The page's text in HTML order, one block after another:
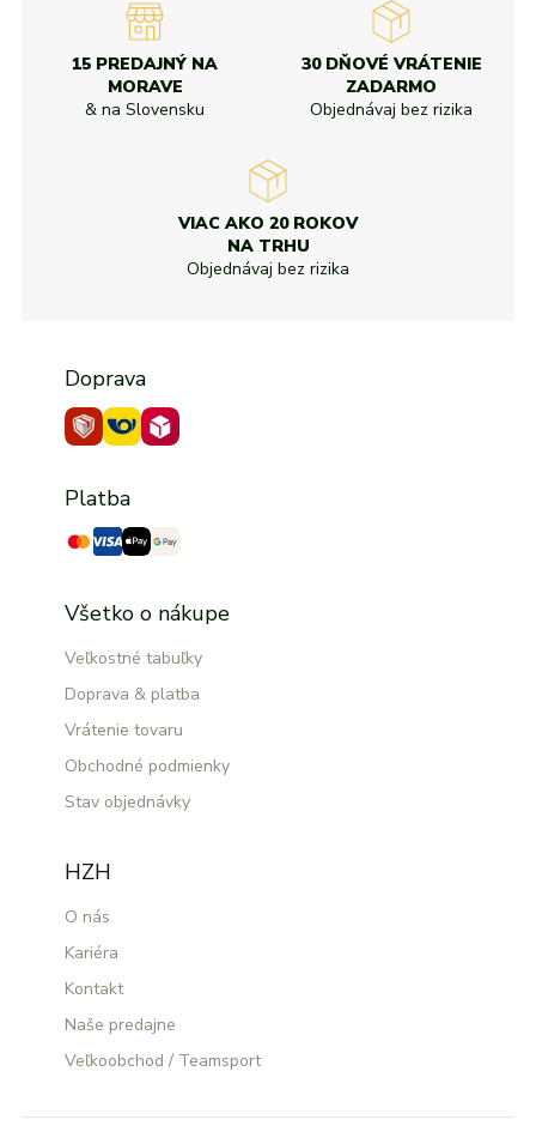
15 PREDAJNÝ NA
MORAVE
& na Slovensku
30 DŇOVÉ VRÁTENIE
ZADARMO
Objednávaj bez rizika
VIAC AKO 20 ROKOV
NA TRHU
Objednávaj bez rizika
Doprava
Platba
Všetko o nákupe
Veľkostné tabuľky
Doprava & platba
Vrátenie tovaru
Obchodné podmienky
Stav objednávky
HZH
O nás
Kariéra
Kontakt
Naše predajne
Veľkoobchod / Teamsport